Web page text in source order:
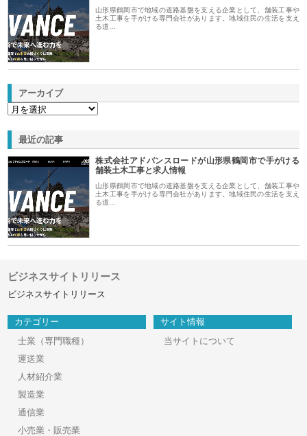
山形県鶴岡市で地域の道路基盤を支える企業として、舗装工事や
土木工事を手がける専門会社があります。地域住民の生活を支え
る道…
アーカイブ
最近の記事
株式会社アドバンスロードが山形県鶴岡市で手がける
舗装土木工事と求人情報
山形県鶴岡市で地域の道路基盤を支える企業として、舗装工事や
土木工事を手がける専門会社があります。地域住民の生活を支え
る道…
ビジネスサイトリリース
ビジネスサイトリリース
カテゴリー
士業（専門職種）
運送業
人材紹介業
製造業
通信業
小売業・販売業
サイト情報
当サイトについて